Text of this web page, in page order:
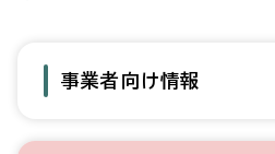
事業者向け情報